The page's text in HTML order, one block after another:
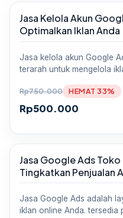
Sale
Jasa Kelola Akun
Optimalkan Iklan Anda
Jasa kelola akun Google
terarah untuk mengelola
Rp750.000
Rp500.000
HEMAT 33%
Sale
Jasa Google Ads
Tingkatkan Penjualan
Jasa Google Ads adalah
iklan online Anda. tersedia